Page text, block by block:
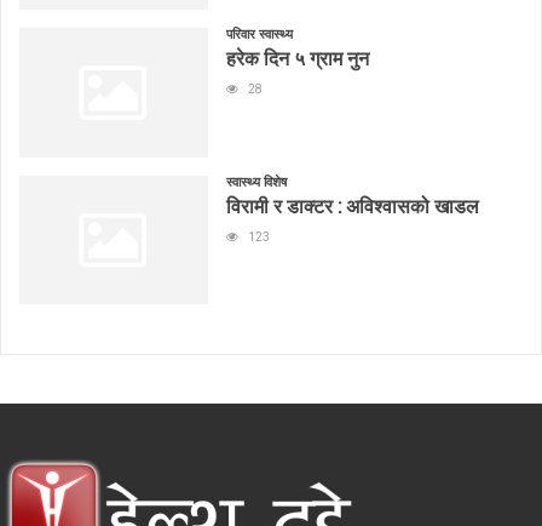
परिवार स्वास्थ्य
हरेक दिन ५ ग्राम नुन
28
स्वास्थ्य विशेष
विरामी र डाक्टर : अविश्वासको खाडल
123